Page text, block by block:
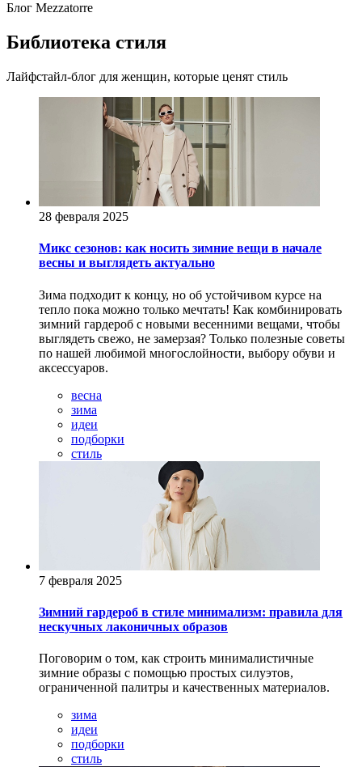
Блог Mezzatorre
Библиотека стиля
Лайфстайл-блог для женщин, которые ценят стиль
28 февраля 2025
Микс сезонов: как носить зимние вещи в начале
весны и выглядеть актуально
Зима подходит к концу, но об устойчивом курсе на
тепло пока можно только мечтать! Как комбинировать
зимний гардероб с новыми весенними вещами, чтобы
выглядеть свежо, не замерзая? Только полезные советы
по нашей любимой многослойности, выбору обуви и
аксессуаров.
весна
зима
идеи
подборки
стиль
7 февраля 2025
Зимний гардероб в стиле минимализм: правила для
нескучных лаконичных образов
Поговорим о том, как строить минималистичные
зимние образы с помощью простых силуэтов,
ограниченной палитры и качественных материалов.
зима
идеи
подборки
стиль